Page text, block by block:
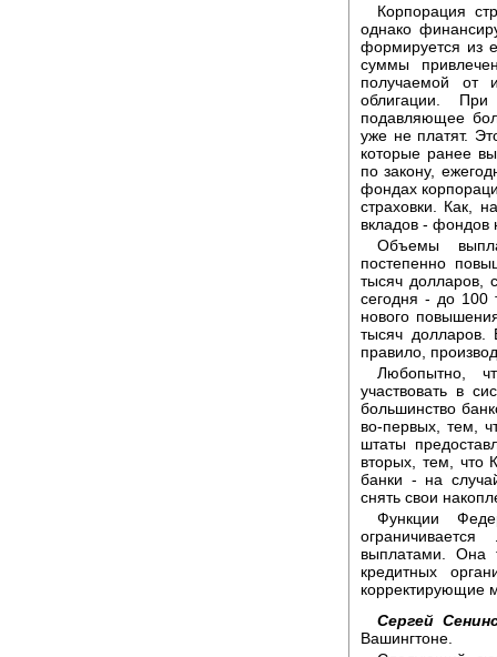
Корпорация
однако
формируется из
суммы
получаемой от
облигации.
подавляющее
уже не платят.
которые ранее
по закону,
фондах
страховки. Как,
вкладов - фондов
Объемы
постепенно
тысяч долларов,
сегодня - до 100
нового
тысяч долларов.
правило,
Любопытно,
участвовать в
большинство
во-первых, тем,
штаты
вторых, тем, что
банки - на
снять свои
Функции
выплатами. Она
кредитных
корректирующие
Сергей
Вашингтоне.